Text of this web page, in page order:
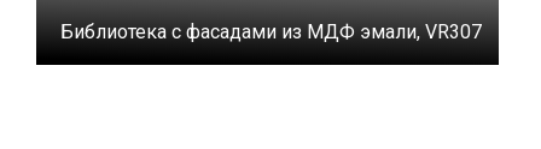
Библиотека с фасадами из МДФ эмали, VR307